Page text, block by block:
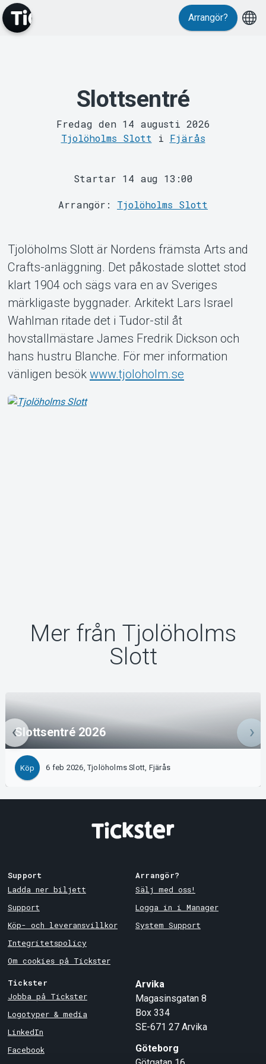
MyTickster
Om Tickster
Arrangör?
Slottsentré
Fredag den 14 augusti 2026
Tjolöholms Slott i Fjärås
Startar 14 aug 13:00
Arrangör: Tjolöholms Slott
Tjolöholms Slott är Nordens främsta Arts and
Crafts-anläggning. Det påkostade slottet stod
klart 1904 och sägs vara en av Sveriges
märkligaste byggnader. Arkitekt Lars Israel
Wahlman ritade det i Tudor-stil åt
hovstallmästare James Fredrik Dickson och
hans hustru Blanche. För mer information
vänligen besök www.tjoloholm.se
Mer från Tjolöholms
Slott
Slottsentré 2026
Köp 6 feb 2026, Tjolöholms Slott, Fjärås
Support
Ladda ner biljett
Support
Köp- och leveransvillkor
Integritetspolicy
Om cookies på Tickster
Arrangör?
Sälj med oss!
Logga in i Manager
System Support
Tickster
Jobba på Tickster
Logotyper & media
LinkedIn
Facebook
Arvika
Magasinsgatan 8
Box 334
SE-671 27 Arvika
Göteborg